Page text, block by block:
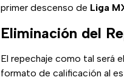
primer descenso de Liga
Eliminación del
El repechaje como tal será
formato de calificación al